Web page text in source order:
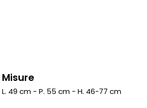
Misure
L. 49 cm - P. 55 cm - H. 46-77 cm